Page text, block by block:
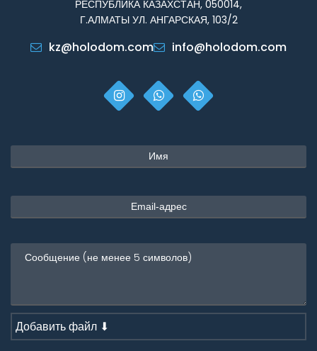
РЕСПУБЛИКА КАЗАХСТАН, 050014,
Г.АЛМАТЫ УЛ. АНГАРСКАЯ, 103/2
kz@holodom.com info@holodom.com
Добавить файл ⬇